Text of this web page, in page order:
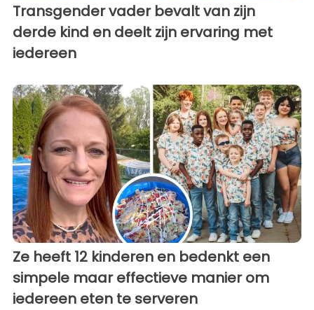
Transgender vader bevalt van zijn
derde kind en deelt zijn ervaring met
iedereen
Ze heeft 12 kinderen en bedenkt een
simpele maar effectieve manier om
iedereen eten te serveren